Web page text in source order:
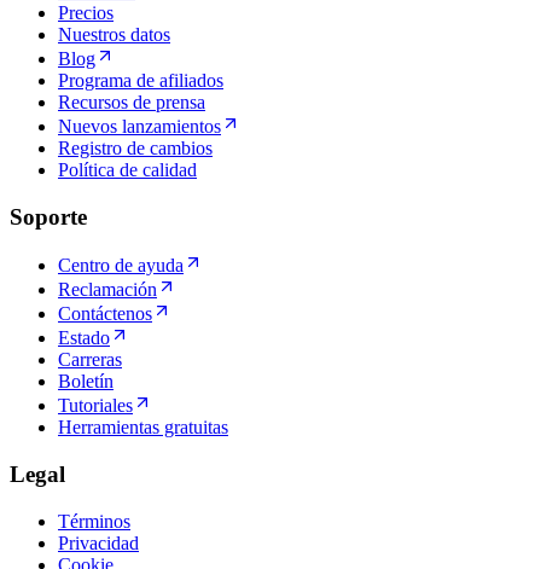
Precios
Nuestros datos
Blog
Programa de afiliados
Recursos de prensa
Nuevos lanzamientos
Registro de cambios
Política de calidad
Soporte
Centro de ayuda
Reclamación
Contáctenos
Estado
Carreras
Boletín
Tutoriales
Herramientas gratuitas
Legal
Términos
Privacidad
Cookie